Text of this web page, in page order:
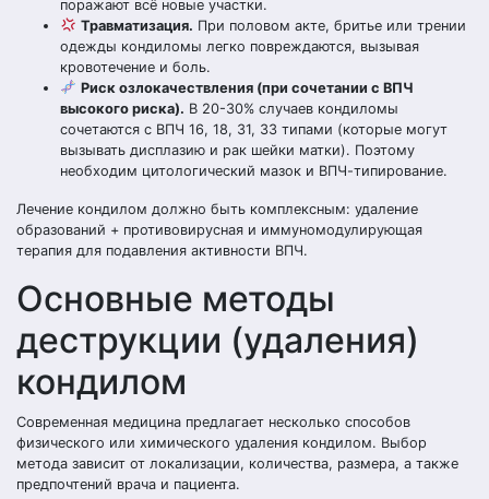
поражают всё новые участки.
Травматизация. При половом акте, бритье или трении
одежды кондиломы легко повреждаются, вызывая
кровотечение и боль.
Риск озлокачествления (при сочетании с ВПЧ
высокого риска). В 20-30% случаев кондиломы
сочетаются с ВПЧ 16, 18, 31, 33 типами (которые могут
вызывать дисплазию и рак шейки матки). Поэтому
необходим цитологический мазок и ВПЧ-типирование.
Лечение кондилом должно быть комплексным: удаление
образований + противовирусная и иммуномодулирующая
терапия для подавления активности ВПЧ.
Основные методы
деструкции (удаления)
кондилом
Современная медицина предлагает несколько способов
физического или химического удаления кондилом. Выбор
метода зависит от локализации, количества, размера, а также
предпочтений врача и пациента.